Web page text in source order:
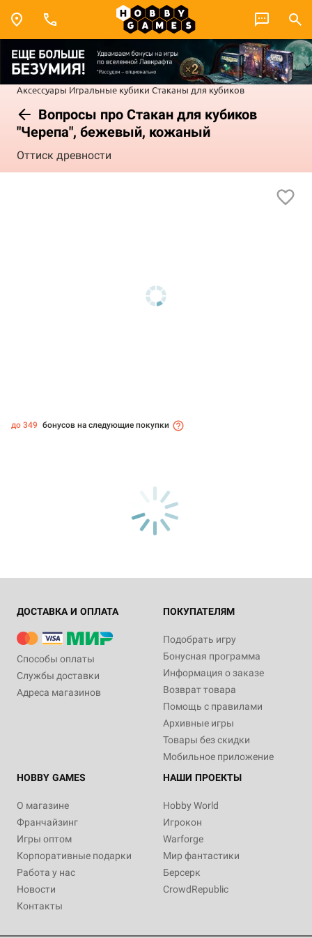
Аксессуары Игральные кубики Стаканы для кубиков
Вопросы про Стакан для кубиков
"Черепа", бежевый, кожаный
Оттиск древности
до 349 бонусов на следующие покупки
ДОСТАВКА И ОПЛАТА
Способы оплаты
Службы доставки
Адреса магазинов
ПОКУПАТЕЛЯМ
Подобрать игру
Бонусная программа
Информация о заказе
Возврат товара
Помощь с правилами
Архивные игры
Товары без скидки
Мобильное приложение
HOBBY GAMES
О магазине
Франчайзинг
Игры оптом
Корпоративные подарки
Работа у нас
Новости
Контакты
НАШИ ПРОЕКТЫ
Hobby World
Игрокон
Warforge
Мир фантастики
Берсерк
CrowdRepublic